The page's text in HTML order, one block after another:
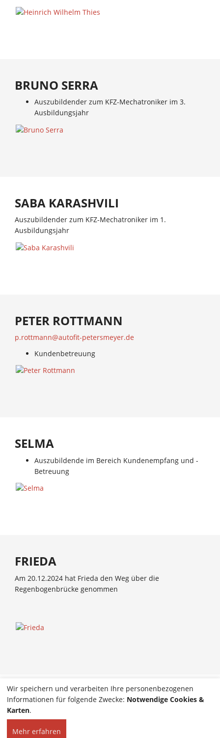
BRUNO SERRA
Auszubildender zum KFZ-Mechatroniker im 3.
Ausbildungsjahr
SABA KARASHVILI
Auszubildender zum KFZ-Mechatroniker im 1.
Ausbildungsjahr
PETER ROTTMANN
p.rottmann@autofit-petersmeyer.de
Kundenbetreuung
SELMA
Auszubildende im Bereich Kundenempfang und -
Betreuung
FRIEDA
Am 20.12.2024 hat Frieda den Weg über die
Regenbogenbrücke genommen
WIR FREUEN UNS AUF SIE!
Wir speichern und verarbeiten Ihre personenbezogenen
Informationen für folgende Zwecke: Notwendige Cookies &
Karten.
Mehr erfahren